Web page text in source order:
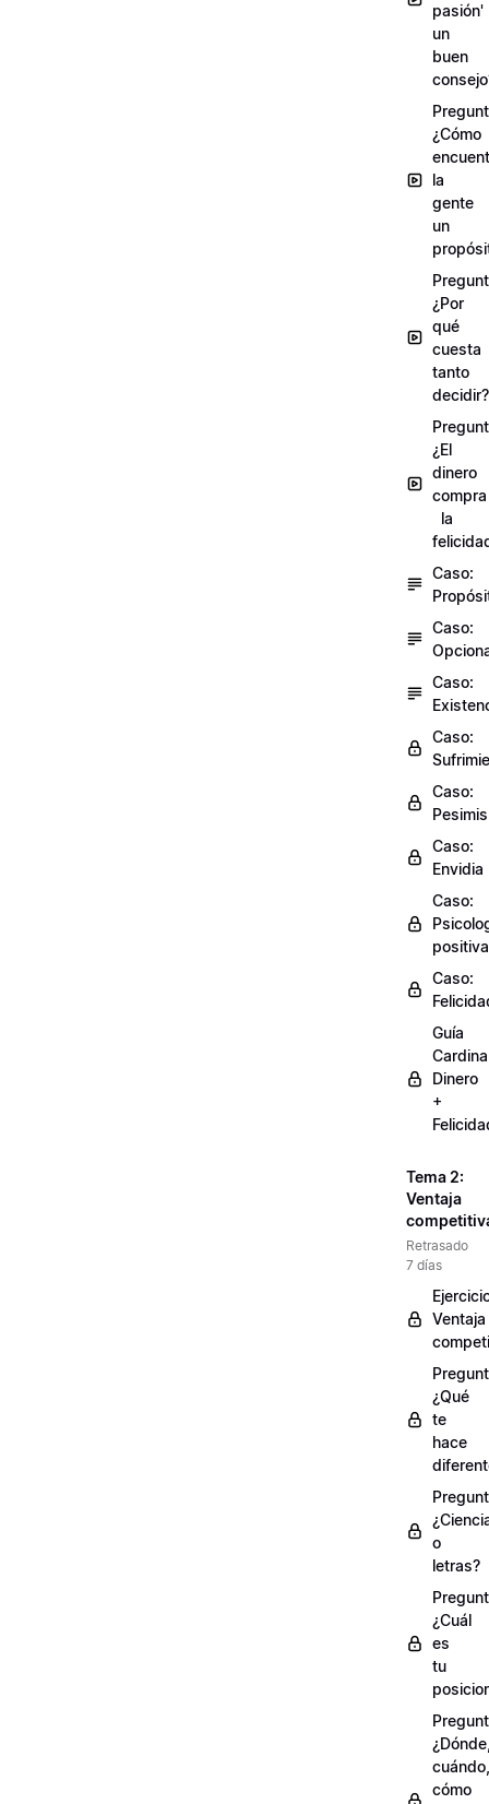
pasión'
un
buen
¿Cómo
la
gente
un
¿Por
qué
cuesta
tanto
decidir?
¿El
dinero
compra
la
Caso:
Caso:
Caso:
Caso:
Caso:
Caso:
Envidia
Caso:
positiva
Caso:
Guía
Dinero
+
Tema 2:
Ventaja
Retrasado
7 días
Ventaja
¿Qué
te
hace
o
letras?
¿Cuál
es
tu
cuándo,
cómo